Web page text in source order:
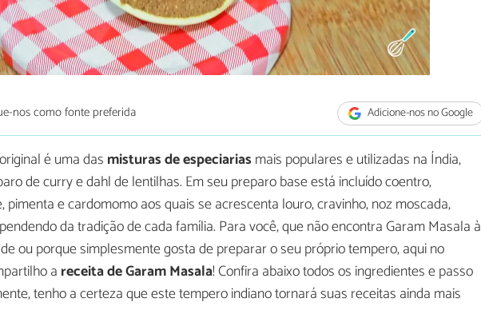
nos como fonte preferida Adicione-nos no Google
é uma das misturas de especiarias mais populares e utilizadas na Índia,
de curry e dahl de lentilhas. Em seu preparo base está incluído coentro,
pimenta e cardomomo aos quais se acrescenta louro, cravinho, noz moscada,
da tradição de cada família. Para você, que não encontra Garam Masala à
ou porque simplesmente gosta de preparar o seu próprio tempero, aqui no
areceita de Garam Masala! Confira abaixo todos os ingredientes e passo
tenho a certeza que este tempero indiano tornará suas receitas ainda mais